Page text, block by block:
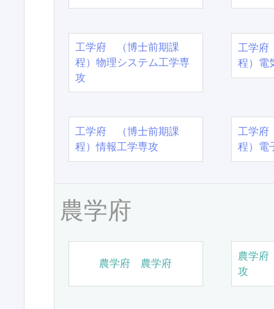
工学府 （博士前期課
程）物理システム工学専
攻
工学
程）電
工学府 （博士前期課
程）情報工学専攻
工学
程）電
農学府
農学府 農学府
農学
攻